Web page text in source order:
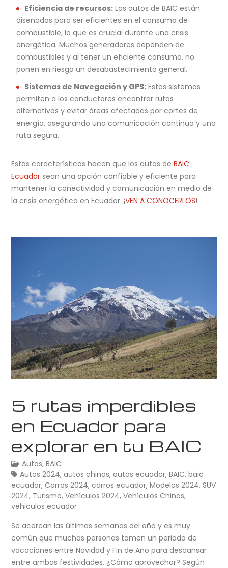
Eficiencia de recursos: Los autos de BAIC están
diseñados para ser eficientes en el consumo de
combustible, lo que es crucial durante una crisis
energética. Muchos generadores dependen de
combustibles y al tener un eficiente consumo, no
ponen en riesgo un desabastecimiento general.
Sistemas de Navegación y GPS: Estos sistemas
permiten a los conductores encontrar rutas
alternativas y evitar áreas afectadas por cortes de
energía, asegurando una comunicación continua y una
ruta segura.
Estas características hacen que los autos deBAIC
Ecuador sean una opción confiable y eficiente para
mantener la conectividad y comunicación en medio de
la crisis energética en Ecuador. ¡VEN A CONOCERLOS!
5 rutas imperdibles
en Ecuador para
explorar en tu BAIC
Autos,BAIC
Autos 2024,autos chinos,autos ecuador,BAIC,baic
ecuador,Carros 2024,carros ecuador,Modelos 2024,SUV
2024, Turismo,Vehículos 2024,Vehículos Chinos,
vehiculos ecuador
Se acercan las últimas semanas del año y es muy
común que muchas personas tomen un periodo de
vacaciones entre Navidad y Fin de Año para descansar
entre ambas festividades. ¿Cómo aprovechar? Según